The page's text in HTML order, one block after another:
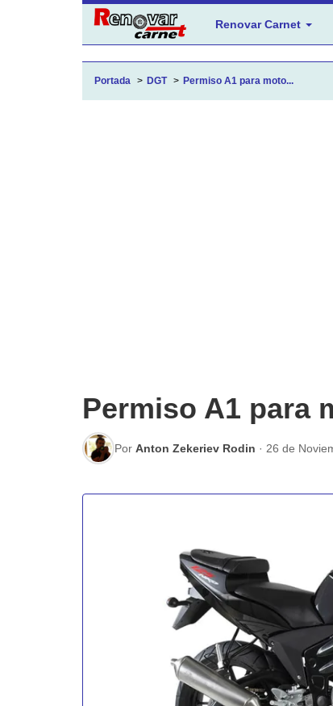
Renovar Carnet
Portada DGT Permiso A1 para moto...
Permiso A1 para
Por Anton Zekeriev Rodin · 26 de